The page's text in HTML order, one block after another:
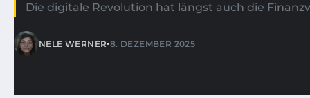
Die digitale Revolution hat längst auch die
NELE WERNER•8. DEZEMBER 2025